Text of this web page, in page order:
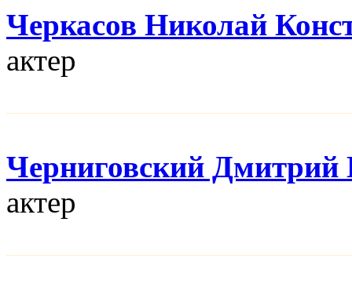
Черкасов Николай
актер
Черниговский Дмитрий
актер